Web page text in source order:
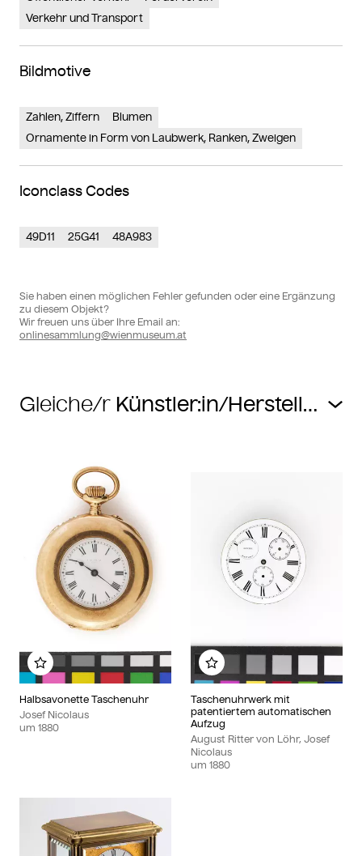
Verkehr und Transport
Bildmotive
Zahlen, Ziffern
Blumen
Ornamente in Form von Laubwerk, Ranken, Zweigen
Iconclass Codes
49D11 25G41 48A983
Sie haben einen möglichen Fehler gefunden oder eine Ergänzung
zu diesem Objekt?
Wir freuen uns über Ihre Email an:
onlinesammlung@wienmuseum.at
Gleiche/r
Halbsavonette Taschenuhr
Josef Nicolaus
um 1880
Zu meinem Album hinzufügen
Taschenuhrwerk mit
patentiertem automatischen
Aufzug
August Ritter von Löhr, Josef
Nicolaus
um 1880
Zu meinem Album